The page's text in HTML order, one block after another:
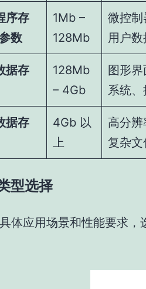
序存
数
1Mb –
128Mb
微控
用户数
据存
128Mb
– 4Gb
图形
系统
据存
4Gb 以
上
高分辨
复杂
型选择
体应用场景和性能要求